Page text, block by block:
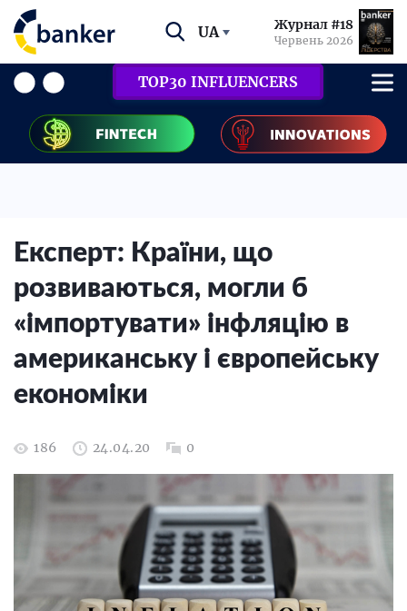
UA Журнал #18
Червень 2026
TOP30 INFLUENCERS
Експерт: Країни, що
розвиваються, могли б
«імпортувати» інфляцію в
американську і європейську
економіки
186 24.04.20 0